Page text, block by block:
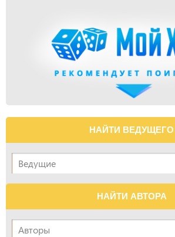
НАЙТИ ВЕДУЩЕГО
НАЙТИ АВТОРА